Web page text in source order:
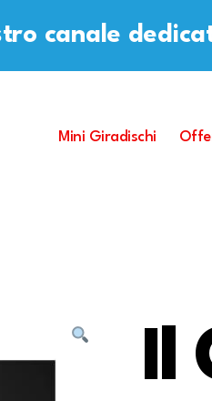
canale
Mini Giradischi
Il